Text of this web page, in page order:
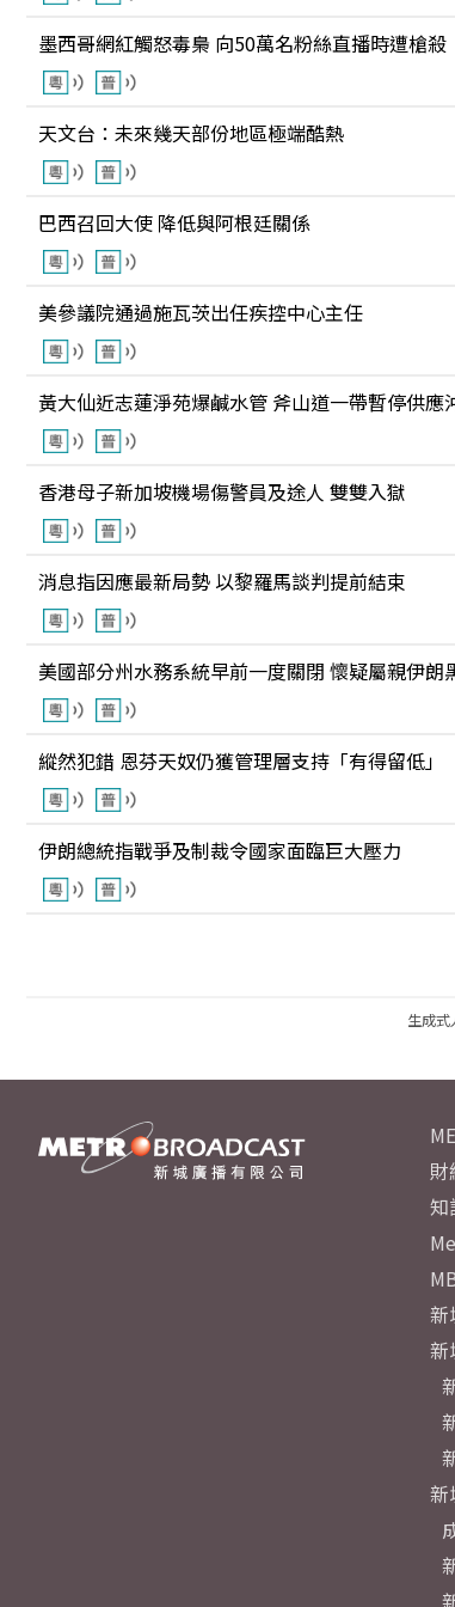
墨西哥網紅觸怒毒梟 向50萬名粉絲直播時遭槍殺
天文台：未來幾天部份地區極端酷熱
巴西召回大使 降低與阿根廷關係
美參議院通過施瓦茨出任疾控中心主任
黃大仙近志蓮淨苑爆鹹水管 斧山道一帶暫停供應
香港母子新加坡機場傷警員及途人 雙雙入獄
消息指因應最新局勢 以黎羅馬談判提前結束
美國部分州水務系統早前一度關閉 懷疑屬親伊朗
縱然犯錯 恩芬天奴仍獲管理層支持「有得留低」
伊朗總統指戰爭及制裁令國家面臨巨大壓力
生成
財
知
新
新
新